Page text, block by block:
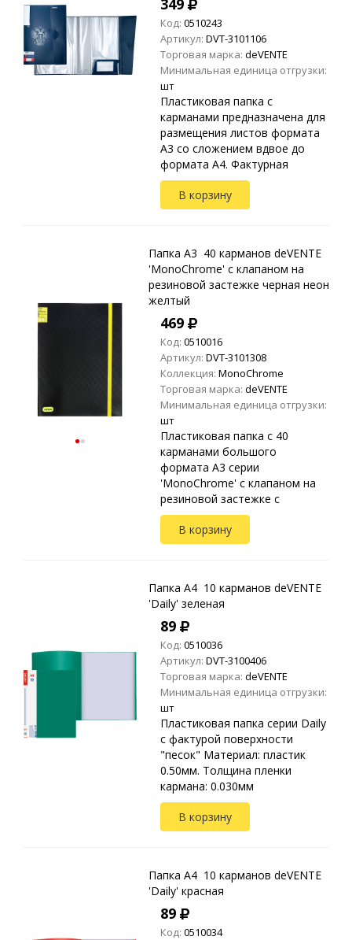
349
Код: 0510243
Артикул: DVT-3101106
Торговая марка: deVENTE
Минимальная единица отгрузки:
шт
Пластиковая папка с
карманами предназначена для
размещения листов формата
A3 со сложением вдвое до
формата A4. Фактурная
поверхности "песок" с
выборочным лакированием
Закрывается клапаном.
В корзину
Папка A3 40 карманов deVENTE
'MonoChrome' с клапаном на
резиновой застежке черная неон
желтый
469
Код: 0510016
Артикул: DVT-3101308
Коллекция: MonoChrome
Торговая марка: deVENTE
Минимальная единица отгрузки:
шт
Пластиковая папка с 40
карманами большого
формата A3 серии
'MonoChrome' с клапаном на
резиновой застежке с
рельефной фактурной
поверхностью Формат: A3
(320х435х25мм) Материал:
В корзину
Папка A4 10 карманов deVENTE
'Daily' зеленая
89
Код: 0510036
Артикул: DVT-3100406
Торговая марка: deVENTE
Минимальная единица отгрузки:
шт
Пластиковая папка серии Daily
с фактурой поверхности
"песок" Материал: пластик
0.50мм. Толщина пленки
кармана: 0.030мм
В корзину
Папка A4 10 карманов deVENTE
'Daily' красная
89
Код: 0510034